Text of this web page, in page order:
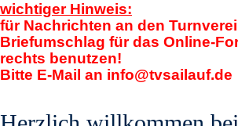
wichtiger Hinweis:
für Nachrichten an den
Briefumschlag für das Online-
rechts benutzen!
Bitte E-Mail an info@tvsailauf.de